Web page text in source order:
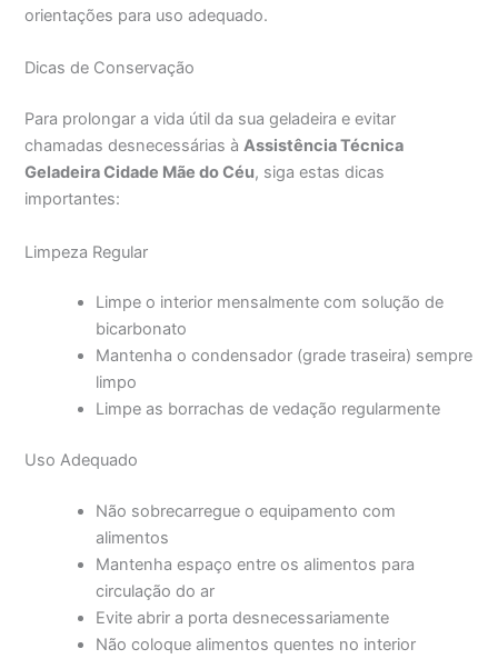
orientações para uso adequado.
Dicas de Conservação
Para prolongar a vida útil da sua geladeira e evitar
chamadas desnecessárias àAssistência Técnica
Geladeira Cidade Mãe do Céu, siga estas dicas
importantes:
Limpeza Regular
Limpe o interior mensalmente com solução de
bicarbonato
Mantenha o condensador (grade traseira) sempre
limpo
Limpe as borrachas de vedação regularmente
Uso Adequado
Não sobrecarregue o equipamento com
alimentos
Mantenha espaço entre os alimentos para
circulação do ar
Evite abrir a porta desnecessariamente
Não coloque alimentos quentes no interior